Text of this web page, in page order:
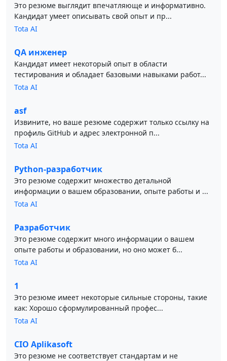
Это резюме выглядит впечатляюще и информативно.
Кандидат умеет описывать свой опыт и пр...
Tota AI
QA инженер
Кандидат имеет некоторый опыт в области
тестирования и обладает базовыми навыками работ...
Tota AI
asf
Извините, но ваше резюме содержит только ссылку на
профиль GitHub и адрес электронной п...
Tota AI
Python-разработчик
Это резюме содержит множество детальной
информации о вашем образовании, опыте работы и ...
Tota AI
Разработчик
Это резюме содержит много информации о вашем
опыте работы и образовании, но оно может б...
Tota AI
1
Это резюме имеет некоторые сильные стороны, такие
как: Хорошо сформулированный профес...
Tota AI
CIO Aplikasoft
Это резюме не соответствует стандартам и не